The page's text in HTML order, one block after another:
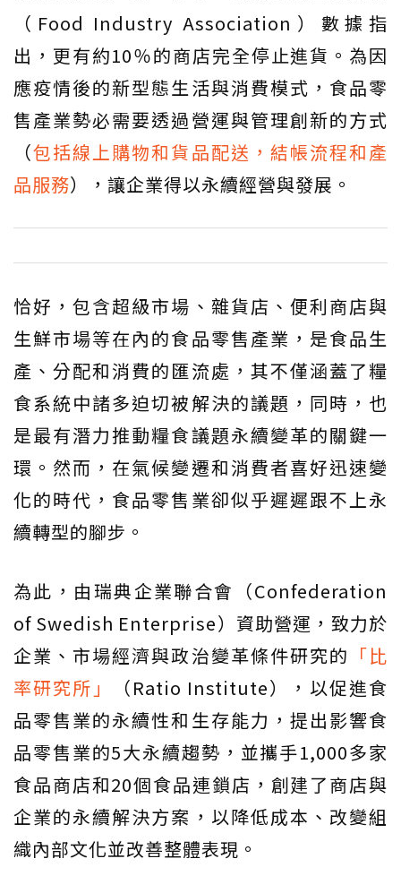
（Food Industry Association）數據指
出，更有約10％的商店完全停止進貨。為因
應疫情後的新型態生活與消費模式，食品零
售產業勢必需要透過營運與管理創新的方式
（包括線上購物和貨品配送，結帳流程和產
品服務），讓企業得以永續經營與發展。
恰好，包含超級市場、雜貨店、便利商店與
生鮮市場等在內的食品零售產業，是食品生
產、分配和消費的匯流處，其不僅涵蓋了糧
食系統中諸多迫切被解決的議題，同時，也
是最有潛力推動糧食議題永續變革的關鍵一
環。然而，在氣候變遷和消費者喜好迅速變
化的時代，食品零售業卻似乎遲遲跟不上永
續轉型的腳步。
為此，由瑞典企業聯合會（Confederation
of Swedish Enterprise）資助營運，致力於
企業、市場經濟與政治變革條件研究的 「比
率研究所」
（Ratio Institute），以促進食
品零售業的永續性和生存能力，提出影響食
品零售業的5大永續趨勢，並攜手1,000多家
食品商店和20個食品連鎖店，創建了商店與
企業的永續解決方案，以降低成本、改變組
織內部文化並改善整體表現。